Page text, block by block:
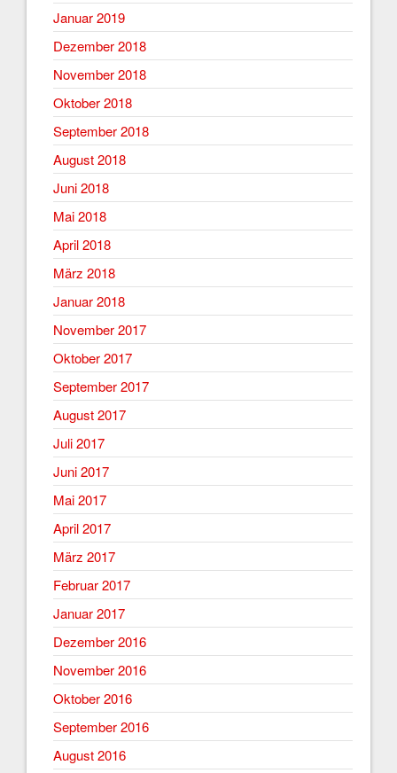
Januar 2019
Dezember 2018
November 2018
Oktober 2018
September 2018
August 2018
Juni 2018
Mai 2018
April 2018
März 2018
Januar 2018
November 2017
Oktober 2017
September 2017
August 2017
Juli 2017
Juni 2017
Mai 2017
April 2017
März 2017
Februar 2017
Januar 2017
Dezember 2016
November 2016
Oktober 2016
September 2016
August 2016